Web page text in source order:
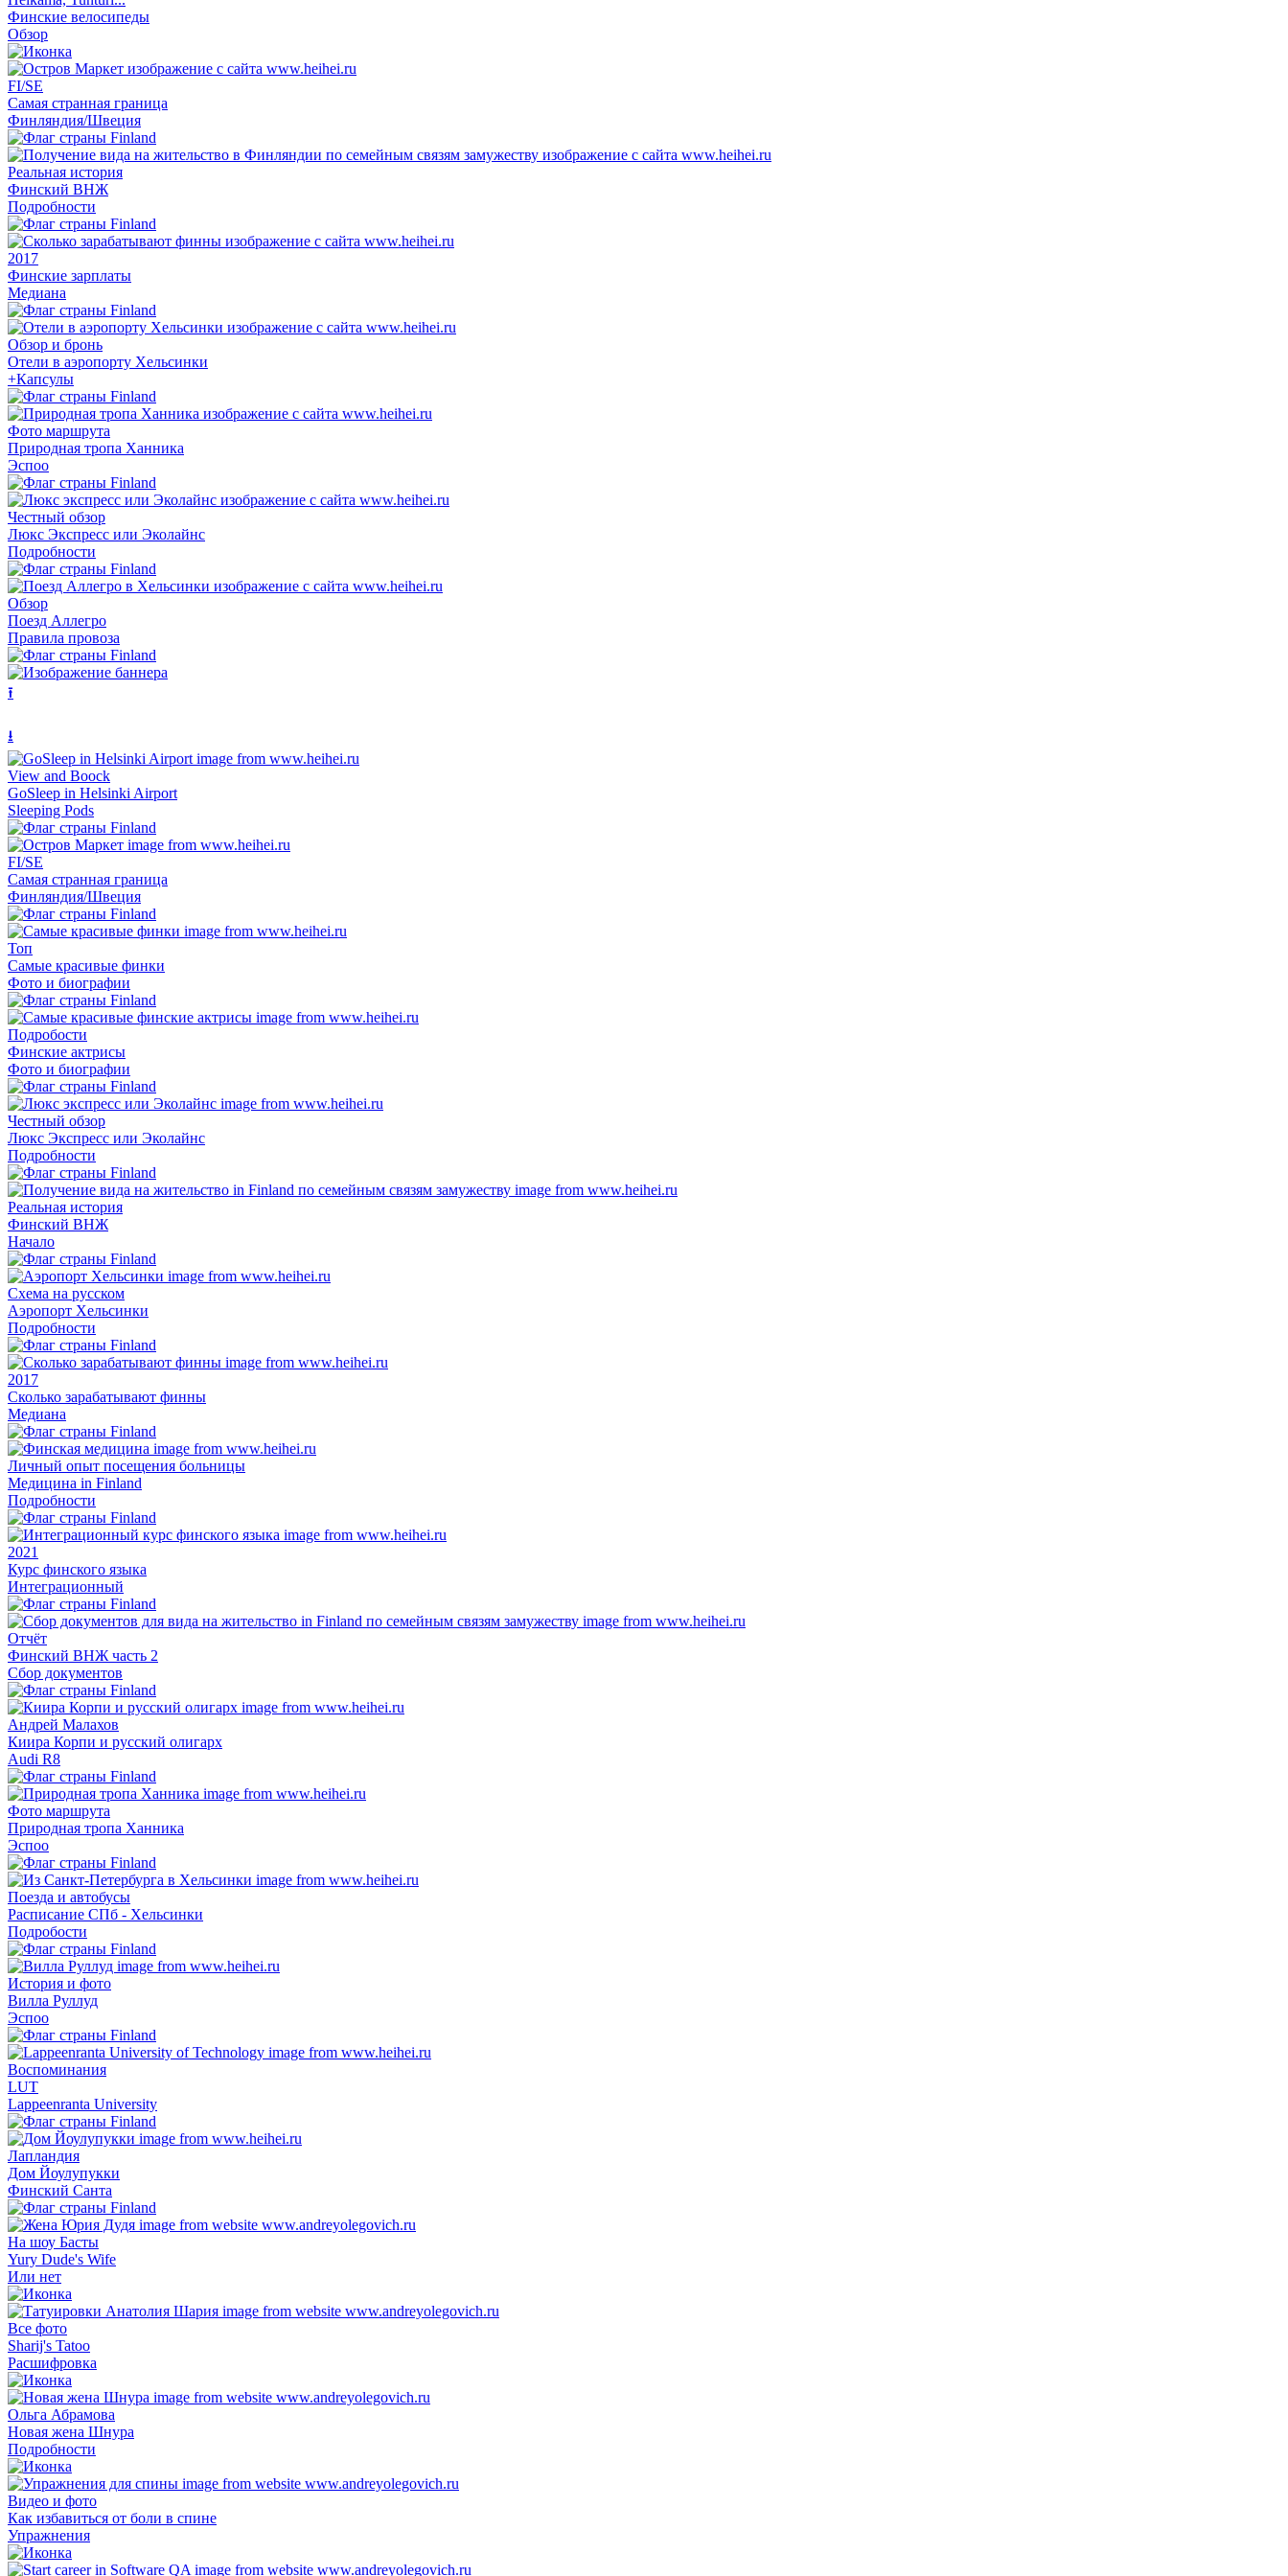
Финские велосипеды
Обзор
FI/SE
Самая странная граница
Финляндия/Швеция
Реальная история
Финский ВНЖ
Подробности
2017
Финские зарплаты
Медиана
Обзор и бронь
Отели в аэропорту Хельсинки
+Капсулы
Фото маршрута
Природная тропа Ханника
Эспоо
Честный обзор
Люкс Экспресс или Эколайнс
Подробности
Обзор
Поезд Аллегро
Правила провоза
⭱
⭳
View and Boock
GoSleep in Helsinki Airport
Sleeping Pods
FI/SE
Самая странная граница
Финляндия/Швеция
Топ
Самые красивые финки
Фото и биографии
Подробости
Финские актрисы
Фото и биографии
Честный обзор
Люкс Экспресс или Эколайнс
Подробности
Реальная история
Финский ВНЖ
Начало
Схема на русском
Аэропорт Хельсинки
Подробности
2017
Сколько зарабатывают финны
Медиана
Личный опыт посещения больницы
Медицина in Finland
Подробности
2021
Курс финского языка
Интеграционный
Отчёт
Финский ВНЖ часть 2
Сбор документов
Андрей Малахов
Киира Корпи и русский олигарх
Audi R8
Фото маршрута
Природная тропа Ханника
Эспоо
Поезда и автобусы
Расписание СПб - Хельсинки
Подробости
История и фото
Вилла Руллуд
Эспоо
Воспоминания
LUT
Lappeenranta University
Лапландия
Дом Йоулупукки
Финский Санта
На шоу Басты
Yury Dude's Wife
Или нет
Все фото
Sharij's Tatoo
Расшифровка
Ольга Абрамова
Новая жена Шнура
Подробности
Видео и фото
Как избавиться от боли в спине
Упражнения